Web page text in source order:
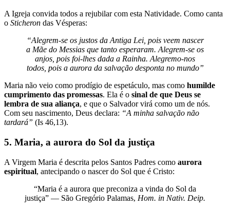
A Igreja convida todos a rejubilar com esta Natividade. Como canta
o Sticheron das Vésperas:
“Alegrem-se os justos da Antiga Lei, pois veem nascer
a Mãe do Messias que tanto esperaram. Alegrem-se os
anjos, pois foi-lhes dada a Rainha. Alegremo-nos
todos, pois a aurora da salvação desponta no mundo”
Maria não veio como prodígio de espetáculo, mas como humilde
cumprimento das promessas. Ela é o sinal de que Deus se
lembra de sua aliança, e que o Salvador virá como um de nós.
Com seu nascimento, Deus declara: “A minha salvação não
tardará” (Is 46,13).
5. Maria, a aurora do Sol da justiça
A Virgem Maria é descrita pelos Santos Padres como aurora
espiritual, antecipando o nascer do Sol que é Cristo:
“Maria é a aurora que preconiza a vinda do Sol da
justiça” — São Gregório Palamas, Hom. in Nativ. Deip.